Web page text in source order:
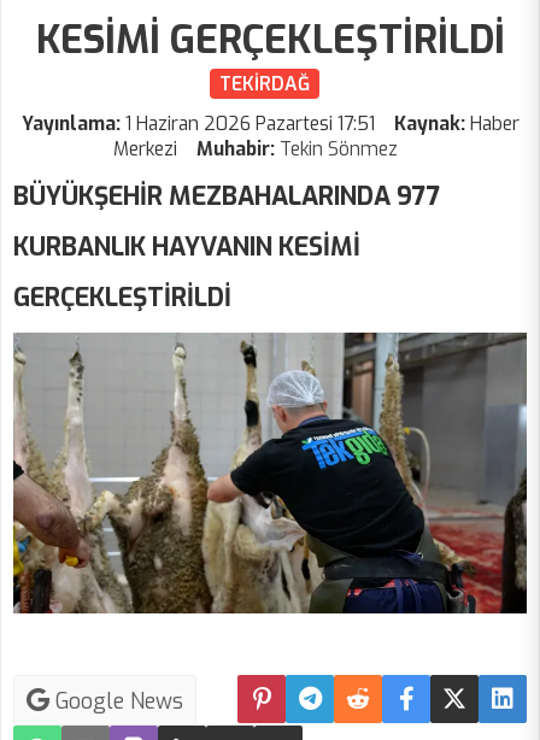
KESİMİ GERÇEKLEŞTİRİLDİ
TEKİRDAĞ
Yayınlama:1 Haziran 2026 Pazartesi 17:51 Kaynak: Haber
Merkezi
Muhabir: Tekin Sönmez
BÜYÜKŞEHİR MEZBAHALARINDA 977
KURBANLIK HAYVANIN KESİMİ
GERÇEKLEŞTİRİLDİ
Google News